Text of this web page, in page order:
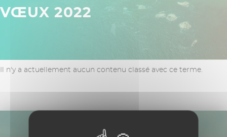
VŒUX 2022
Il n'y a actuellement aucun contenu classé avec ce terme.